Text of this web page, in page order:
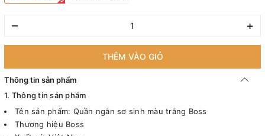
– +
THÊM VÀO GIỎ
Thông tin sản phẩm
1. Thông tin sản phẩm
Tên sản phẩm: Quần ngắn sơ sinh màu trắng Boss
Thương hiệu Boss